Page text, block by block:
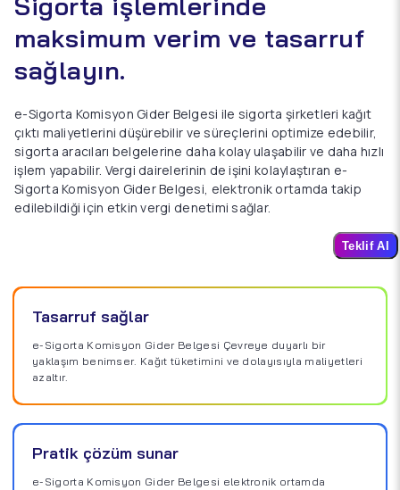
maksimum verim ve tasarruf
sağlayın.
e-Sigorta Komisyon Gider Belgesi ile sigorta şirketleri kağıt
çıktı maliyetlerini düşürebilir ve süreçlerini optimize edebilir,
sigorta aracıları belgelerine daha kolay ulaşabilir ve daha hızlı
işlem yapabilir. Vergi dairelerinin de işini kolaylaştıran e-
Sigorta Komisyon Gider Belgesi, elektronik ortamda takip
edilebildiği için etkin vergi denetimi sağlar.
Tasarruf sağlar
e-Sigorta Komisyon Gider Belgesi Çevreye duyarlı bir
yaklaşım benimser. Kağıt tüketimini ve dolayısıyla maliyetleri
azaltır.
Pratik çözüm sunar
e-Sigorta Komisyon Gider Belgesi elektronik ortamda
Teklif Al